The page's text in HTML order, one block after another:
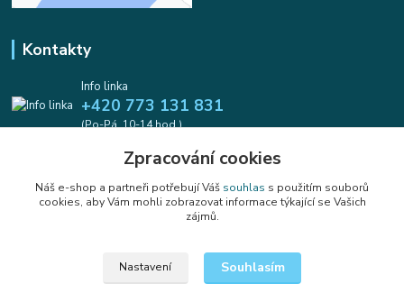
Kontakty
Info linka
+420 773 131 831
(Po-Pá, 10-14 hod.)
info@koralkomat.czZpracování cookies
Náš e-shop a partneři potřebují Váš souhlas s použitím souborů
cookies, aby Vám mohli zobrazovat informace týkající se Vašich
zájmů.
Nastavení Souhlasím